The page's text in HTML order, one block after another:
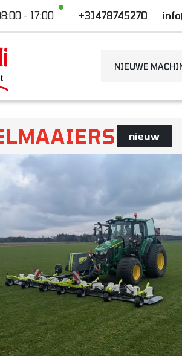
- 17:00 +31478745270
NIEUWE
nieuw